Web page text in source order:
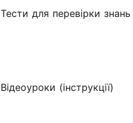
Тести для перевірки знань
Відеоуроки (інструкції)